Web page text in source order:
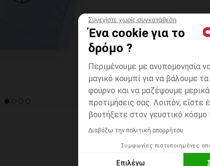
Συνεχίστε χωρίς συγκατάθεση
Ένα cookie για το
δρόμο ?
Περιμένουμε με ανυπομονησία
μαγικό κουμπί για να βάλουμε
φούρνο και να μαζέψουμε
προτιμήσεις σας. Λοιπόν, είστε
βουτήξετε στον γευστικό
Διαβάζω την πολιτική απορρήτου
Συμφωνίες πιστοποιημένες
Επιλέγω